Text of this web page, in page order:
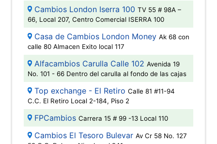
Cambios London Iserra 100 TV 55 # 98A –
66, Local 207, Centro Comercial ISERRA 100
Casa de Cambios London Money Ak 68 con
calle 80 Almacen Exito local 117
Alfacambios Carulla Calle 102 Avenida 19
No. 101 - 66 Dentro del carulla al fondo de las cajas
Top exchange - El Retiro Calle 81 #11-94
C.C. El Retiro Local 2-184, Piso 2
FPCambios Carrera 15 # 99 -13 Local 110
Cambios El Tesoro Bulevar Av Cr 58 No. 127